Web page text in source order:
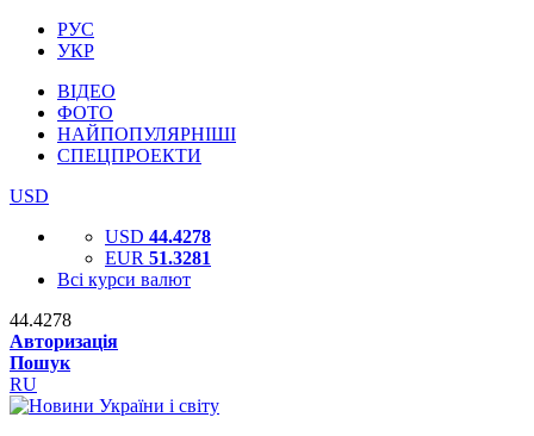
РУС
УКР
ВІДЕО
ФОТО
НАЙПОПУЛЯРНІШІ
СПЕЦПРОЕКТИ
USD
USD 44.4278
EUR 51.3281
Всі курси валют
44.4278
Авторизація
Пошук
RU